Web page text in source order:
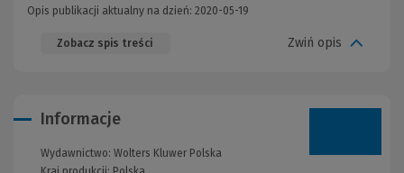
Opis publikacji aktualny na dzień: 2020-05-19
Zobacz spis treści Zwiń opis
Informacje
Wydawnictwo: Wolters Kluwer Polska